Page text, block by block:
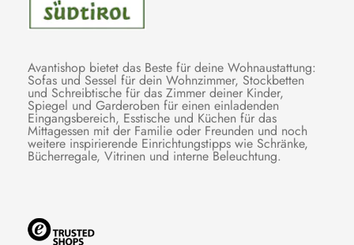
Avantishop bietet das Beste für deine Wohnaustattung:
Sofas und Sessel für dein Wohnzimmer, Stockbetten
und Schreibtische für das Zimmer deiner Kinder,
Spiegel und Garderoben für einen einladenden
Eingangsbereich, Esstische und Küchen für das
Mittagessen mit der Familie oder Freunden und noch
weitere inspirierende Einrichtungstipps wie Schränke,
Bücherregale, Vitrinen und interne Beleuchtung.